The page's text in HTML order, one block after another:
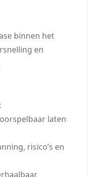
binnen het
en
laten
risico’s en